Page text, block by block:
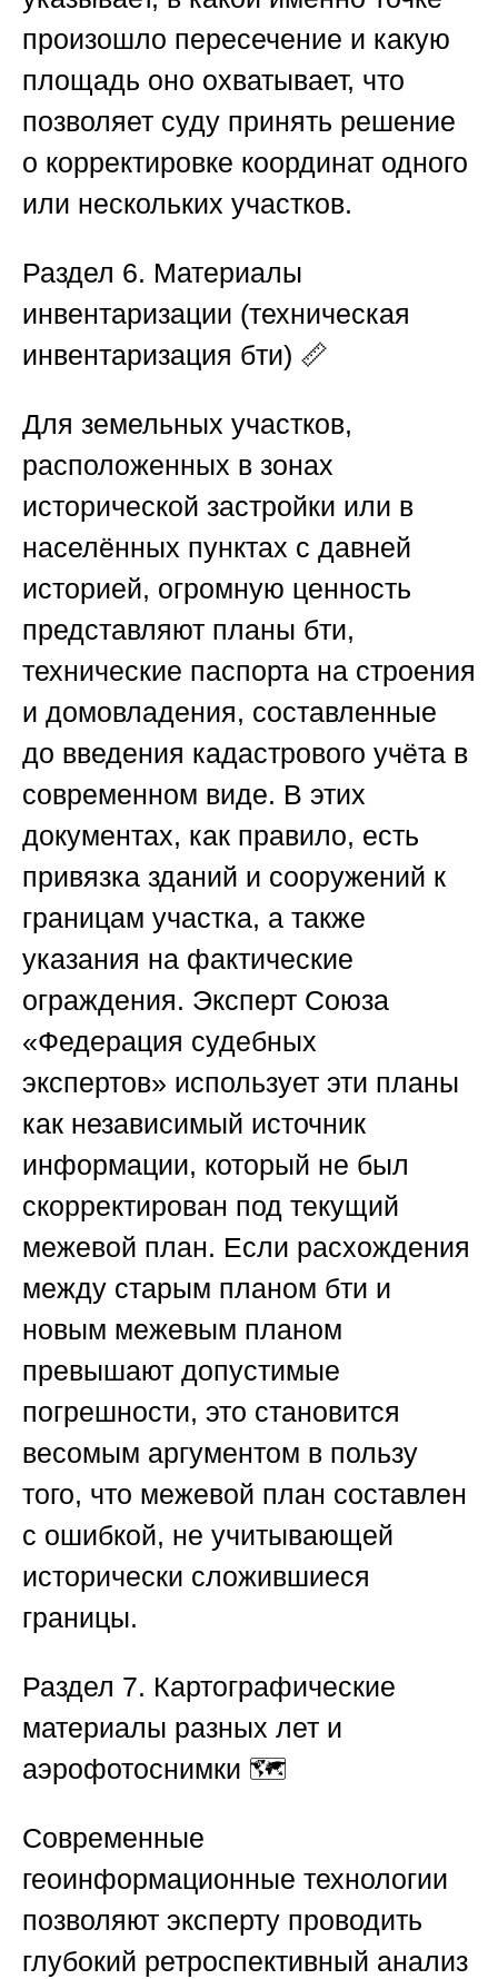
произошло пересечение и какую
площадь оно охватывает, что
позволяет суду принять решение
о корректировке координат одного
или нескольких участков.
Раздел 6. Материалы
инвентаризации (техническая
инвентаризация бти) 📏
Для земельных участков,
расположенных в зонах
исторической застройки или в
населённых пунктах с давней
историей, огромную ценность
представляют планы бти,
технические паспорта на строения
и домовладения, составленные
до введения кадастрового учёта в
современном виде. В этих
документах, как правило, есть
привязка зданий и сооружений к
границам участка, а также
указания на фактические
ограждения. Эксперт Союза
«Федерация судебных
экспертов» использует эти планы
как независимый источник
информации, который не был
скорректирован под текущий
межевой план. Если расхождения
между старым планом бти и
новым межевым планом
превышают допустимые
погрешности, это становится
весомым аргументом в пользу
того, что межевой план составлен
с ошибкой, не учитывающей
исторически сложившиеся
границы.
Раздел 7. Картографические
материалы разных лет и
аэрофотоснимки 🗺️
Современные
геоинформационные технологии
позволяют эксперту проводить
глубокий ретроспективный анализ